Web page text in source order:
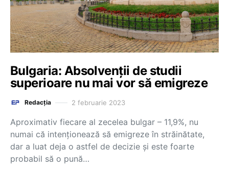
Bulgaria: Absolvenții de studii
superioare nu mai vor să emigreze
Redacția 2 februarie 2023
Aproximativ fiecare al zecelea bulgar – 11,9%, nu
numai că intenționează să emigreze în străinătate,
dar a luat deja o astfel de decizie și este foarte
probabil să o pună…